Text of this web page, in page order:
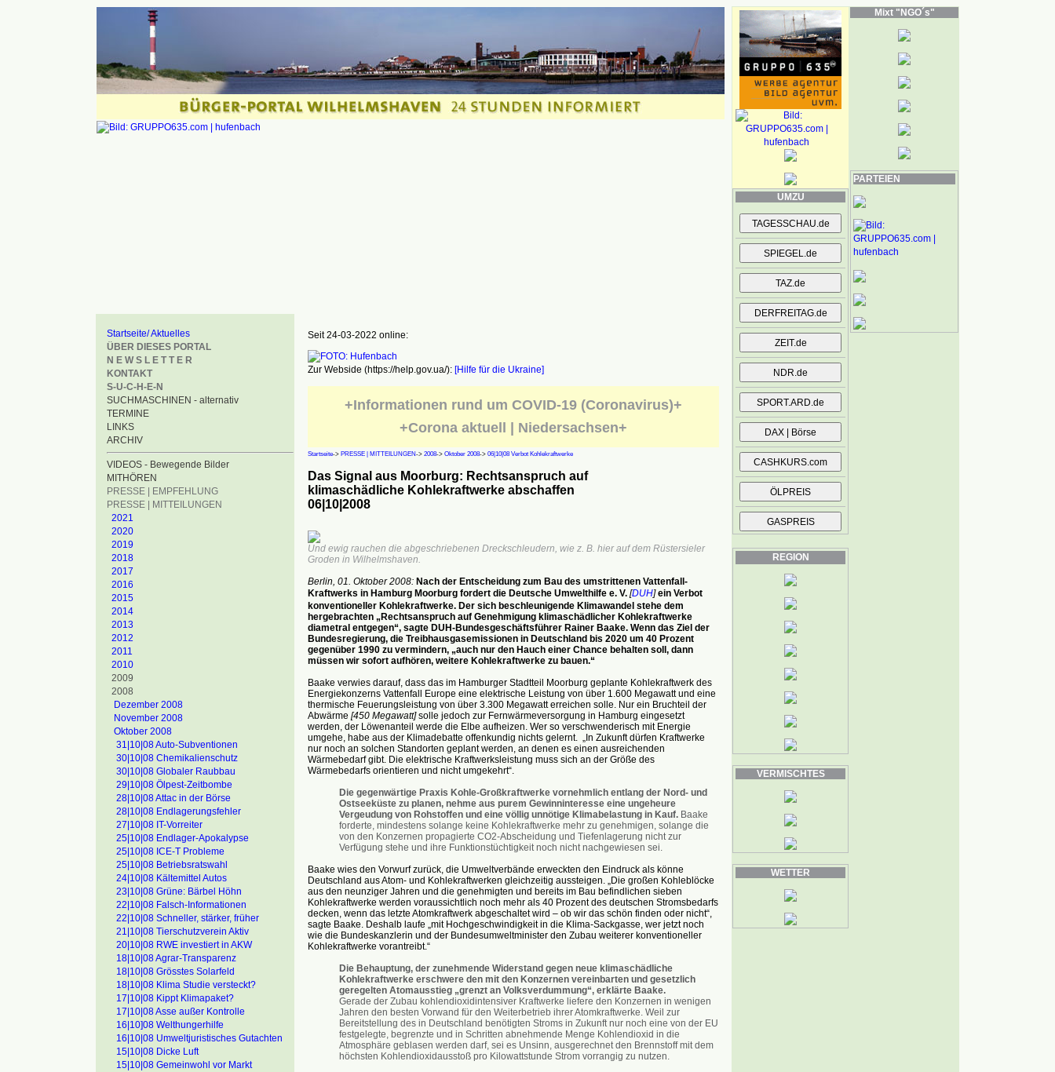
UMZU
REGION
VERMISCHTES
WETTER
Mixt "NGO´s"
PARTEIEN
Startseite/ Aktuelles
ÜBER DIESES PORTAL
N E W S L E T T E R
KONTAKT
S-U-C-H-E-N
SUCHMASCHINEN - alternativ
TERMINE
LINKS
ARCHIV
VIDEOS - Bewegende Bilder
MITHÖREN
PRESSE | EMPFEHLUNG
PRESSE | MITTEILUNGEN
2021
2020
2019
2018
2017
2016
2015
2014
2013
2012
2011
2010
2009
2008
Dezember 2008
November 2008
Oktober 2008
31|10|08 Auto-Subventionen
30|10|08 Chemikalienschutz
30|10|08 Globaler Raubbau
29|10|08 Ölpest-Zeitbombe
28|10|08 Attac in der Börse
28|10|08 Endlagerungsfehler
27|10|08 IT-Vorreiter
25|10|08 Endlager-Apokalypse
25|10|08 ICE-T Probleme
25|10|08 Betriebsratswahl
24|10|08 Kältemittel Autos
23|10|08 Grüne: Bärbel Höhn
22|10|08 Falsch-Informationen
22|10|08 Schneller, stärker, früher
21|10|08 Tierschutzverein Aktiv
20|10|08 RWE investiert in AKW
18|10|08 Agrar-Transparenz
18|10|08 Grösstes Solarfeld
18|10|08 Klima Studie versteckt?
17|10|08 Kippt Klimapaket?
17|10|08 Asse außer Kontrolle
16|10]08 Welthungerhilfe
16|10|08 Umweltjuristisches Gutachten
15|10|08 Dicke Luft
15|10|08 Gemeinwohl vor Markt
Seit 24-03-2022 online:
Zur Webside (https://help.gov.ua/): [Hilfe für die Ukraine]
+Informationen rund um COVID-19 (Coronavirus)+
+Corona aktuell | Niedersachsen+
Startseite-> PRESSE | MITTEILUNGEN-> 2008-> Oktober 2008-> 06|10|08 Verbot Kohlekraftwerke
Das Signal aus Moorburg: Rechtsanspruch auf
klimaschädliche Kohlekraftwerke abschaffen
06|10|2008
Und ewig rauchen die abgeschriebenen Dreckschleudern, wie z. B. hier auf dem Rüstersieler
Groden in Wilhelmshaven.
Berlin, 01. Oktober 2008:Nach der Entscheidung zum Bau des umstrittenen Vattenfall-
Kraftwerks in Hamburg Moorburg fordert die Deutsche Umwelthilfe e. V. [DUH]ein Verbot
konventioneller Kohlekraftwerke. Der sich beschleunigende Klimawandel stehe dem
hergebrachten „Rechtsanspruch auf Genehmigung klimaschädlicher Kohlekraftwerke
diametral entgegen“, sagte DUH-Bundesgeschäftsführer Rainer Baake. Wenn das Ziel der
Bundesregierung, die Treibhausgasemissionen in Deutschland bis 2020 um 40 Prozent
gegenüber 1990 zu vermindern, „auch nur den Hauch einer Chance behalten soll, dann
müssen wir sofort aufhören, weitere Kohlekraftwerke zu bauen.“
Baake verwies darauf, dass das im Hamburger Stadtteil Moorburg geplante Kohlekraftwerk des
Energiekonzerns Vattenfall Europe eine elektrische Leistung von über 1.600 Megawatt und eine
thermische Feuerungsleistung von über 3.300 Megawatt erreichen solle. Nur ein Bruchteil der
Abwärme [450 Megawatt]solle jedoch zur Fernwärmeversorgung in Hamburg eingesetzt
werden, der Löwenanteil werde die Elbe aufheizen. Wer so verschwenderisch mit Energie
umgehe, habe aus der Klimadebatte offenkundig nichts gelernt. „In Zukunft dürfen Kraftwerke
nur noch an solchen Standorten geplant werden, an denen es einen ausreichenden
Wärmebedarf gibt. Die elektrische Kraftwerksleistung muss sich an der Größe des
Wärmebedarfs orientieren und nicht umgekehrt“.
Die gegenwärtige Praxis Kohle-Großkraftwerke vornehmlich entlang der Nord- und
Ostseeküste zu planen, nehme aus purem Gewinninteresse eine ungeheure
Vergeudung von Rohstoffen und eine völlig unnötige Klimabelastung in Kauf. Baake
forderte, mindestens solange keine Kohlekraftwerke mehr zu genehmigen, solange die
von den Konzernen propagierte CO2-Abscheidung und Tiefenlagerung nicht zur
Verfügung stehe und ihre Funktionstüchtigkeit noch nicht nachgewiesen sei.
Baake wies den Vorwurf zurück, die Umweltverbände erweckten den Eindruck als könne
Deutschland aus Atom- und Kohlekraftwerken gleichzeitig aussteigen. „Die großen Kohleblöcke
aus den neunziger Jahren und die genehmigten und bereits im Bau befindlichen sieben
Kohlekraftwerke werden voraussichtlich noch mehr als 40 Prozent des deutschen Stromsbedarfs
decken, wenn das letzte Atomkraftwerk abgeschaltet wird – ob wir das schön finden oder nicht“,
sagte Baake. Deshalb laufe „mit Hochgeschwindigkeit in die Klima-Sackgasse, wer jetzt noch
wie die Bundeskanzlerin und der Bundesumweltminister den Zubau weiterer konventioneller
Kohlekraftwerke vorantreibt.“
Die Behauptung, der zunehmende Widerstand gegen neue klimaschädliche
Kohlekraftwerke erschwere den mit den Konzernen vereinbarten und gesetzlich
geregelten Atomausstieg „grenzt an Volksverdummung“, erklärte Baake.
Gerade der Zubau kohlendioxidintensiver Kraftwerke liefere den Konzernen in wenigen
Jahren den besten Vorwand für den Weiterbetrieb ihrer Atomkraftwerke. Weil zur
Bereitstellung des in Deutschland benötigten Stroms in Zukunft nur noch eine von der EU
festgelegte, begrenzte und in Schritten abnehmende Menge Kohlendioxid in die
Atmosphäre geblasen werden darf, sei es Unsinn, ausgerechnet den Brennstoff mit dem
höchsten Kohlendioxidausstoß pro Kilowattstunde Strom vorrangig zu nutzen.